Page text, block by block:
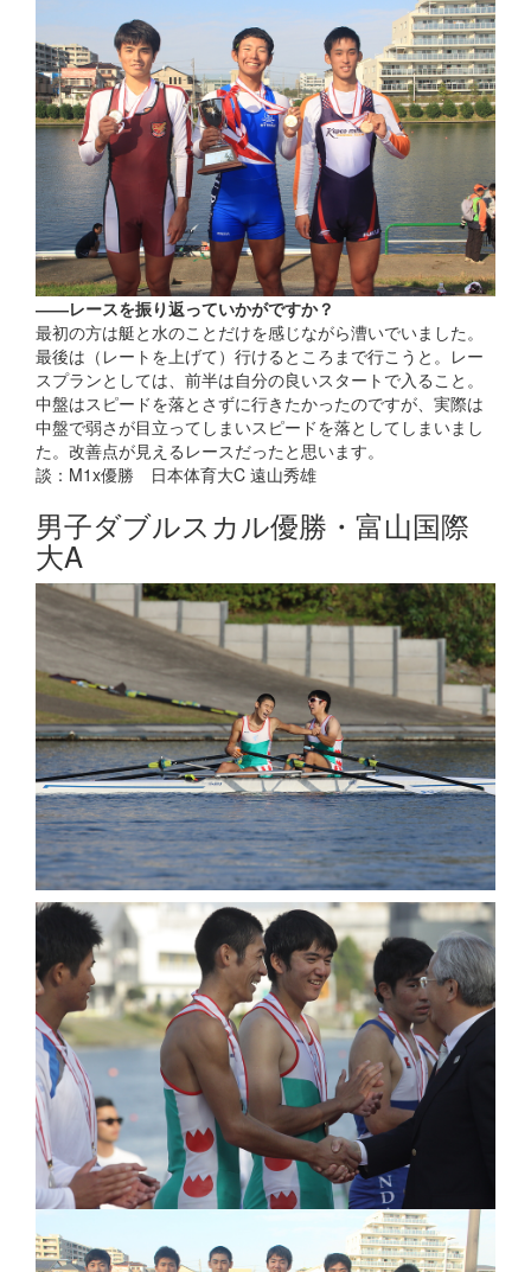
――レースを振り返っていかがですか？
最初の方は艇と水のことだけを感じながら漕いでいました。
最後は（レートを上げて）行けるところまで行こうと。レー
スプランとしては、前半は自分の良いスタートで入ること。
中盤はスピードを落とさずに行きたかったのですが、実際は
中盤で弱さが目立ってしまいスピードを落としてしまいまし
た。改善点が見えるレースだったと思います。
談：M1x優勝 日本体育大C 遠山秀雄
男子ダブルスカル優勝・富山国際
大A